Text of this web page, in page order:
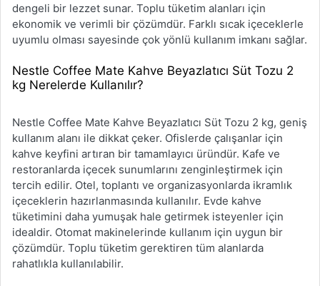
dengeli bir lezzet sunar. Toplu tüketim alanları için
ekonomik ve verimli bir çözümdür. Farklı sıcak içeceklerle
uyumlu olması sayesinde çok yönlü kullanım imkanı sağlar.
Nestle Coffee Mate Kahve Beyazlatıcı Süt Tozu 2
kg Nerelerde Kullanılır?
Nestle Coffee Mate Kahve Beyazlatıcı Süt Tozu 2 kg, geniş
kullanım alanı ile dikkat çeker. Ofislerde çalışanlar için
kahve keyfini artıran bir tamamlayıcı üründür. Kafe ve
restoranlarda içecek sunumlarını zenginleştirmek için
tercih edilir. Otel, toplantı ve organizasyonlarda ikramlık
içeceklerin hazırlanmasında kullanılır. Evde kahve
tüketimini daha yumuşak hale getirmek isteyenler için
idealdir. Otomat makinelerinde kullanım için uygun bir
çözümdür. Toplu tüketim gerektiren tüm alanlarda
rahatlıkla kullanılabilir.